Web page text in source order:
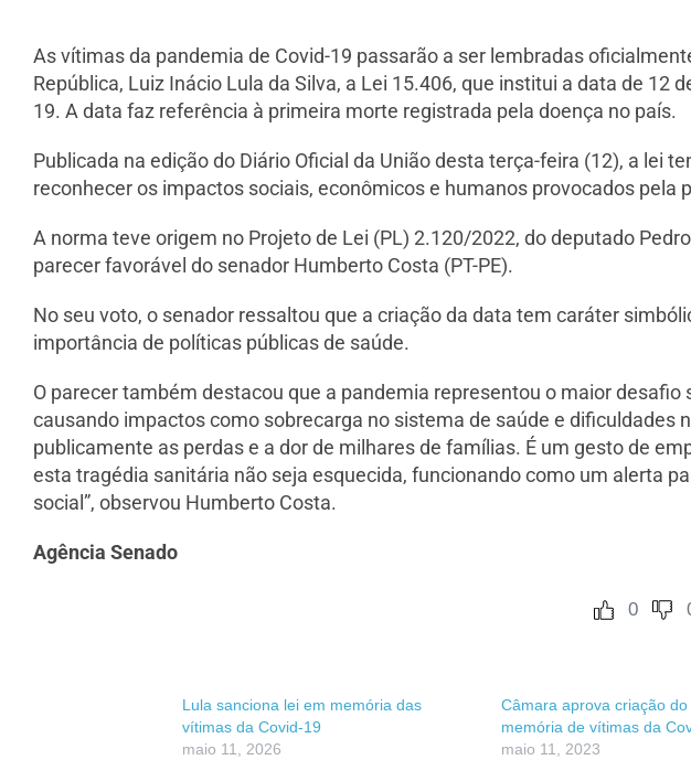
As vítimas da pandemia de Covid-19 passarão a ser lembradas
República, Luiz Inácio Lula da Silva, a Lei 15.406, que institui a data de
19. A data faz referência à primeira morte registrada pela doença no país.
Publicada na edição do Diário Oficial da União desta terça-feira (12), a lei
reconhecer os impactos sociais, econômicos e humanos provocados pela
A norma teve origem no Projeto de Lei (PL) 2.120/2022, do deputado
parecer favorável do senador Humberto Costa (PT-PE).
No seu voto, o senador ressaltou que a criação da data tem caráter
importância de políticas públicas de saúde.
O parecer também destacou que a pandemia representou o maior
causando impactos como sobrecarga no sistema de saúde e dificuldades
publicamente as perdas e a dor de milhares de famílias. É um gesto de
esta tragédia sanitária não seja esquecida, funcionando como um alerta
social”, observou Humberto Costa.
Agência Senado
0
Lula sanciona lei em memória das
vítimas da Covid-19
maio 11, 2026
Câmara aprova criação do
memória de vítimas da
maio 11, 2023